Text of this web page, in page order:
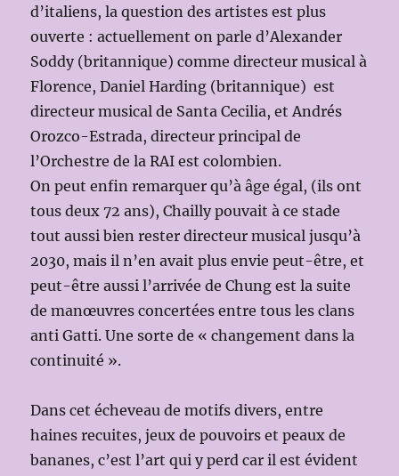
d’italiens, la question des artistes est plus
ouverte : actuellement on parle d’Alexander
Soddy (britannique) comme directeur musical à
Florence, Daniel Harding (britannique) est
directeur musical de Santa Cecilia, et Andrés
Orozco-Estrada, directeur principal de
l’Orchestre de la RAI est colombien.
On peut enfin remarquer qu’à âge égal, (ils ont
tous deux 72 ans), Chailly pouvait à ce stade
tout aussi bien rester directeur musical jusqu’à
2030, mais il n’en avait plus envie peut-être, et
peut-être aussi l’arrivée de Chung est la suite
de manœuvres concertées entre tous les clans
anti Gatti. Une sorte de « changement dans la
continuité ».
Dans cet écheveau de motifs divers, entre
haines recuites, jeux de pouvoirs et peaux de
bananes, c’est l’art qui y perd car il est évident